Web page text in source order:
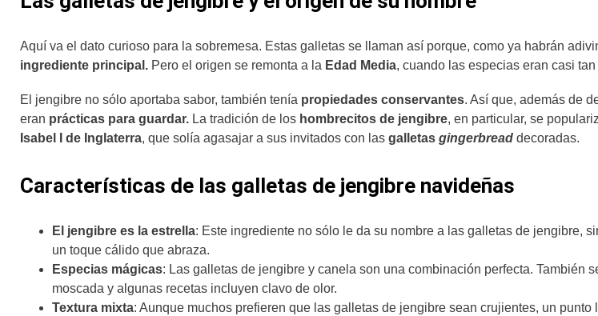
Aquí va el dato curioso para la sobremesa. Estas galletas se llaman así porque, como ya habrán
ingrediente principal. Pero el origen se remonta a la Edad Media, cuando las especias eran casi
El jengibre no sólo aportaba sabor, también tenía propiedades conservantes. Así que, además de
eran prácticas para guardar. La tradición de los hombrecitos de jengibre, en particular, se
Isabel I de Inglaterra, que solía agasajar a sus invitados con las galletas gingerbread decoradas.
Características de las galletas de jengibre navideñas
El jengibre es la estrella: Este ingrediente no sólo le da su nombre a las galletas de jengibre,
un toque cálido que abraza.
Especias mágicas: Las galletas de jengibre y canela son una combinación perfecta. También
moscada y algunas recetas incluyen clavo de olor.
Textura mixta: Aunque muchos prefieren que las galletas de jengibre sean crujientes, un punto